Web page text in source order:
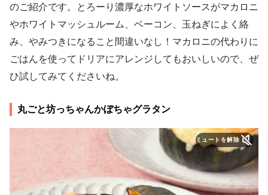
のご紹介です。とろーり濃厚なホワイトソースがマカロニ
やホワイトマッシュルーム、ベーコン、玉ねぎによく絡
み、やみつきになること間違いなし！マカロニの代わりに
ごはんを使ってドリアにアレンジしてもおいしいので、ぜ
ひ試してみてくださいね。
丸ごと坊っちゃんかぼちゃグラタン
ミュートを解除